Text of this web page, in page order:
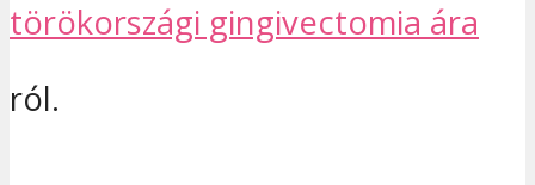
törökországi gingivectomia ára
ról.